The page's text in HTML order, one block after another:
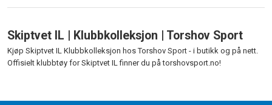
Skiptvet IL | Klubbkolleksjon | Torshov Sport
Kjøp Skiptvet IL Klubbkolleksjon hos Torshov Sport - i butikk og på nett.
Offisielt klubbtøy for Skiptvet IL finner du på torshovsport.no!